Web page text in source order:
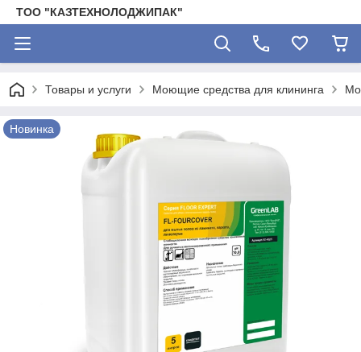
ТОО "КАЗТЕХНОЛОДЖИПАК"
Товары и услуги Моющие средства для клининга
Новинка